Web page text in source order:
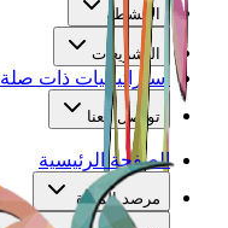
الأنشطة
التشريعات
استراتيجيات ذات صلة
تواصل معنا
الصفحة الرئيسية
مرصد المرأة